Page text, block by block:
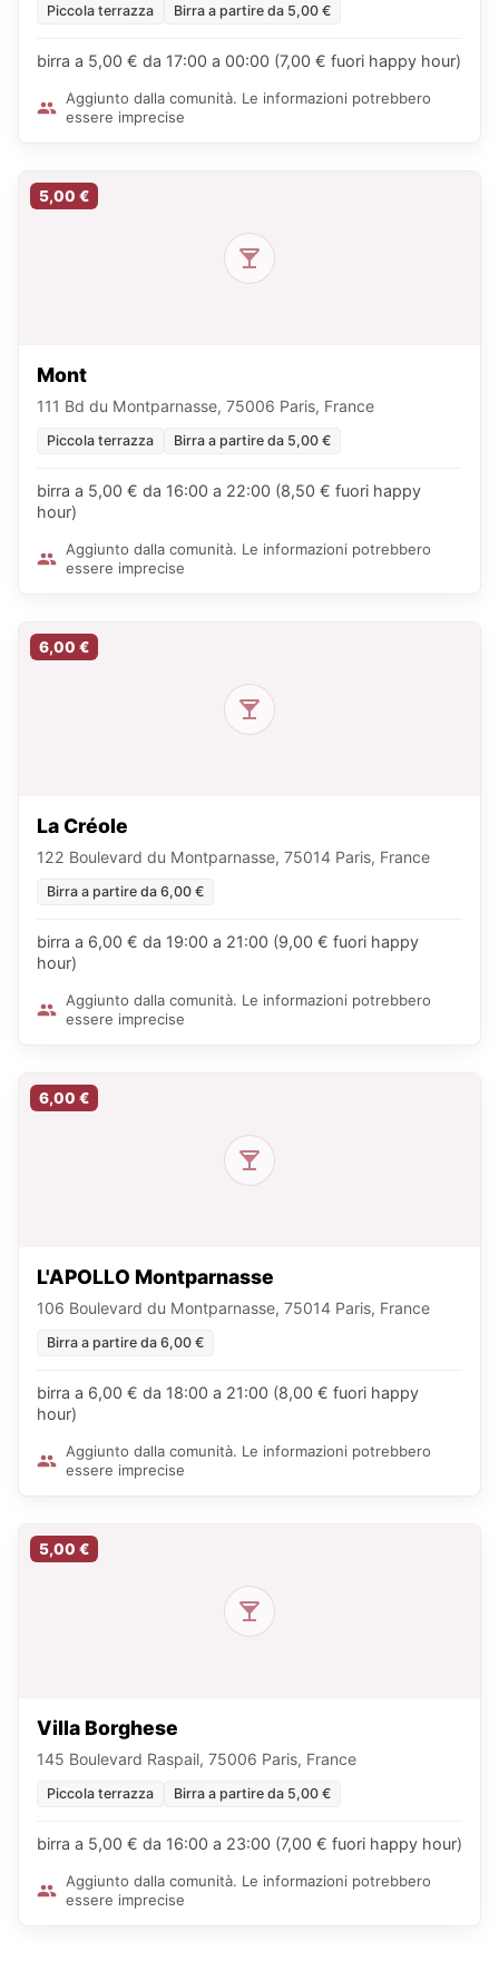
Piccola terrazza Birra a partire da 5,00 €
birra a 5,00 € da 17:00 a 00:00 (7,00 € fuori happy hour)
Aggiunto dalla comunità. Le informazioni potrebbero
essere imprecise
5,00 €
Mont
111 Bd du Montparnasse, 75006 Paris, France
Piccola terrazza Birra a partire da 5,00 €
birra a 5,00 € da 16:00 a 22:00 (8,50 € fuori happy
hour)
Aggiunto dalla comunità. Le informazioni potrebbero
essere imprecise
6,00 €
La Créole
122 Boulevard du Montparnasse, 75014 Paris, France
Birra a partire da 6,00 €
birra a 6,00 € da 19:00 a 21:00 (9,00 € fuori happy
hour)
Aggiunto dalla comunità. Le informazioni potrebbero
essere imprecise
6,00 €
L'APOLLO Montparnasse
106 Boulevard du Montparnasse, 75014 Paris, France
Birra a partire da 6,00 €
birra a 6,00 € da 18:00 a 21:00 (8,00 € fuori happy
hour)
Aggiunto dalla comunità. Le informazioni potrebbero
essere imprecise
5,00 €
Villa Borghese
145 Boulevard Raspail, 75006 Paris, France
Piccola terrazza Birra a partire da 5,00 €
birra a 5,00 € da 16:00 a 23:00 (7,00 € fuori happy hour)
Aggiunto dalla comunità. Le informazioni potrebbero
essere imprecise